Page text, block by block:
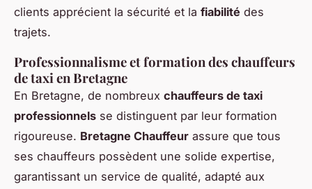
clients apprécient la sécurité et la fiabilité des
trajets.
Professionnalisme et formation des chauffeurs
de taxi en Bretagne
En Bretagne, de nombreux chauffeurs de taxi
professionnels se distinguent par leur formation
rigoureuse. Bretagne Chauffeur assure que tous
ses chauffeurs possèdent une solide expertise,
garantissant un service de qualité, adapté aux